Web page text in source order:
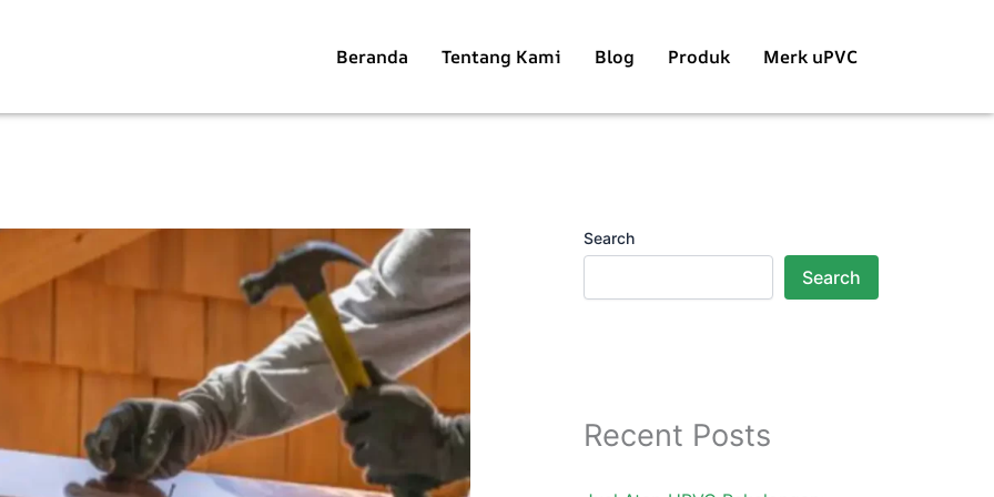
Beranda Tentang Kami Blog Produk Merk uPVC
Search
Search
Recent Posts